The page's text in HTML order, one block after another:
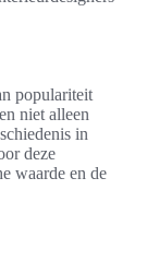
populariteit
niet alleen
in
deze
waarde en de